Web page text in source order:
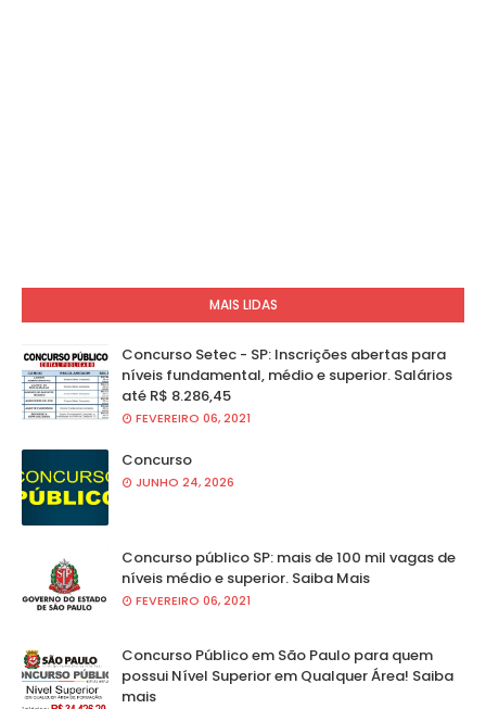
MAIS LIDAS
Concurso Setec - SP: Inscrições abertas para
níveis fundamental, médio e superior. Salários
até R$ 8.286,45
FEVEREIRO 06, 2021
Concurso
JUNHO 24, 2026
Concurso público SP: mais de 100 mil vagas de
níveis médio e superior. Saiba Mais
FEVEREIRO 06, 2021
Concurso Público em São Paulo para quem
possui Nível Superior em Qualquer Área! Saiba
mais